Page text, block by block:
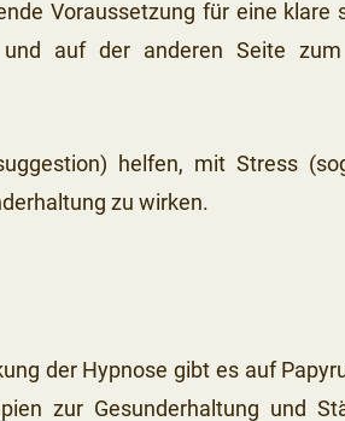
Voraussetzung für eine klare
auf der anderen Seite zum
helfen, mit Stress
zu wirken.
der Hypnose gibt es auf
zur Gesunderhaltung und